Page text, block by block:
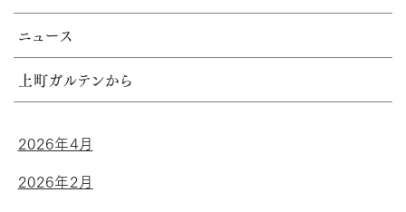
ニュース
上町ガルテンから
2026年4月
2026年2月